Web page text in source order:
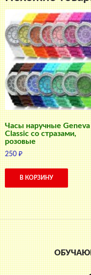
Часы наручные Geneva
Classic со стразами,
розовые
250₽
В КОРЗИНУ